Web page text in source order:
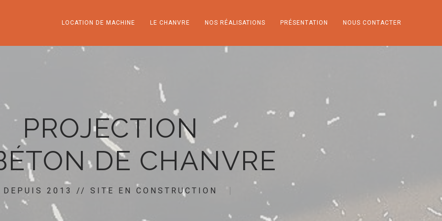
LOCATION DE MACHINE LE CHANVRE NOS RÉALISATIONS PRÉSENTATION NOUS CONTACTER
PROJECTION
DE CHANVRE
DEPUIS 2013 // SITE EN CONSTRUCTION